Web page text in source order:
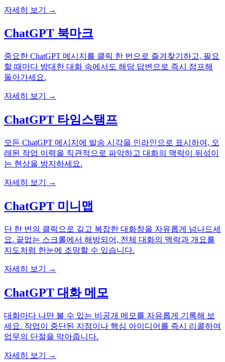
자세히 보기 →
ChatGPT 북마크
중요한 ChatGPT 메시지를 클릭 한 번으로 즐겨찾기하고, 필요
할 때마다 방대한 대화 속에서도 해당 답변으로 즉시 점프해
돌아가세요.
자세히 보기 →
ChatGPT 타임스탬프
모든 ChatGPT 메시지에 발송 시각을 인라인으로 표시하여, 오
래된 작업 이력을 직관적으로 파악하고 대화의 맥락이 뒤섞이
는 현상을 방지하세요.
자세히 보기 →
ChatGPT 미니맵
단 한 번의 클릭으로 길고 복잡한 대화창을 자유롭게 넘나드세
요. 끝없는 스크롤에서 해방되어, 전체 대화의 맥락과 개요를
지도처럼 한눈에 조망할 수 있습니다.
자세히 보기 →
ChatGPT 대화 메모
대화마다 나만 볼 수 있는 비공개 메모를 자유롭게 기록해 보
세요. 작업이 중단된 지점이나 핵심 아이디어를 즉시 리콜하여
업무의 단절을 막아줍니다.
자세히 보기 →